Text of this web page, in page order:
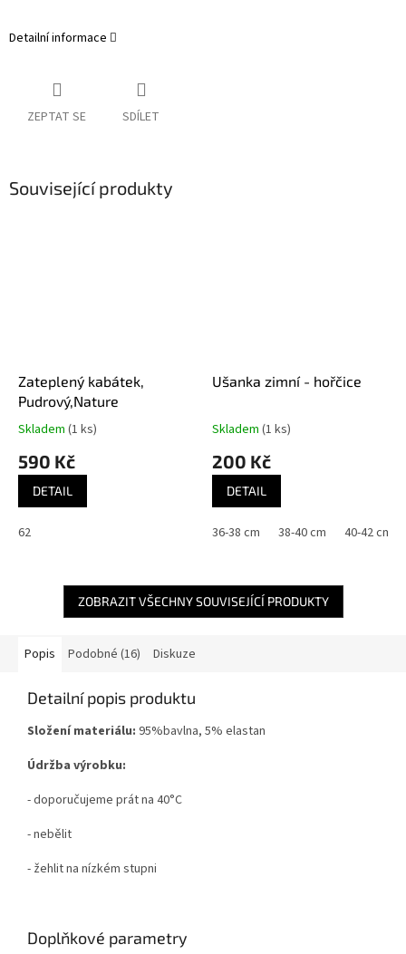
Detailní informace
ZEPTAT SE SDÍLET
Související produkty
Zateplený kabátek,
Pudrový,Nature
Skladem (1 ks)
590 Kč
DETAIL
62
Ušanka zimní - hořčice
Skladem (1 ks)
200 Kč
DETAIL
36-38 cm 38-40 cm 40-42 cm
ZOBRAZIT VŠECHNY SOUVISEJÍCÍ PRODUKTY
Popis Podobné (16) Diskuze
Detailní popis produktu
Složení materiálu: 95%bavlna, 5% elastan
Údržba výrobku:
- doporučujeme prát na 40°C
- nebělit
- žehlit na nízkém stupni
Doplňkové parametry